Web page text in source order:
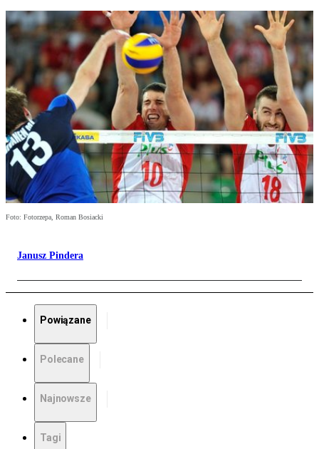
Foto: Fotorzepa, Roman Bosiacki
Janusz Pindera
Powiązane
Polecane
Najnowsze
Tagi